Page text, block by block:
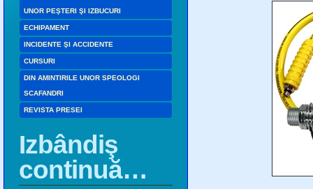
UNOR PEŞTERI ŞI IZBUCURI
ECHIPAMENT
INCIDENTE ŞI ACCIDENTE
CURSURI
DIN AMINTIRILE UNOR SPEOLOGI
SCAFANDRI
REVISTA PRESEI
Izbândiş
continuă…